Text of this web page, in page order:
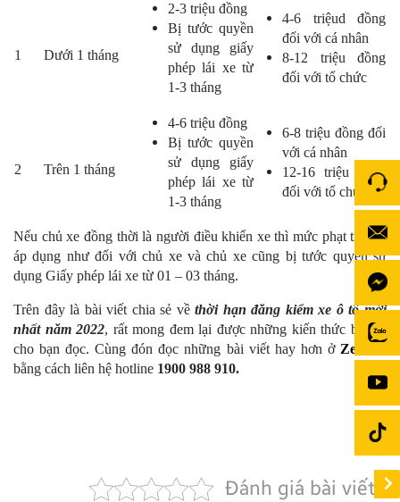
1 Dưới 1 tháng
2-3 triệu đồng
Bị tước quyền
sử dụng giấy
phép lái xe từ
1-3 tháng
4-6 triệud đồng
đối với cá nhân
8-12 triệu đồng
đối với tổ chức
2 Trên 1 tháng
4-6 triệu đồng
Bị tước quyền
sử dụng giấy
phép lái xe từ
1-3 tháng
6-8 triệu đồng đối
với cá nhân
12-16 triệu đồng
đối với tổ chức
Nếu chủ xe đồng thời là người điều khiển xe thì mức phạt tiền sẽ
áp dụng như đối với chủ xe và chủ xe cũng bị tước quyền sử
dụng Giấy phép lái xe từ 01 – 03 tháng.
Trên đây là bài viết chia sẻ vềthời hạn đăng kiểm xe ô tô mới
nhất năm 2022, rất mong đem lại được những kiến thức bổ ích
cho bạn đọc. Cùng đón đọc những bài viết hay hơn ở Zestech
bằng cách liên hệ hotline 1900 988 910.
Đánh giá bài viết